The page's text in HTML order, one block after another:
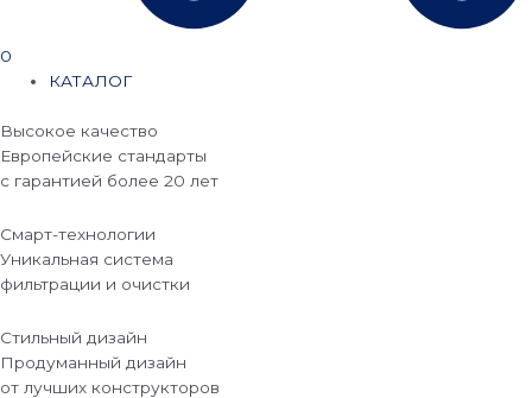
0
КАТАЛОГ
Высокое качество
Европейские стандарты
с гарантией более 20 лет
Смарт-технологии
Уникальная система
фильтрации и очистки
Стильный дизайн
Продуманный дизайн
от лучших конструкторов